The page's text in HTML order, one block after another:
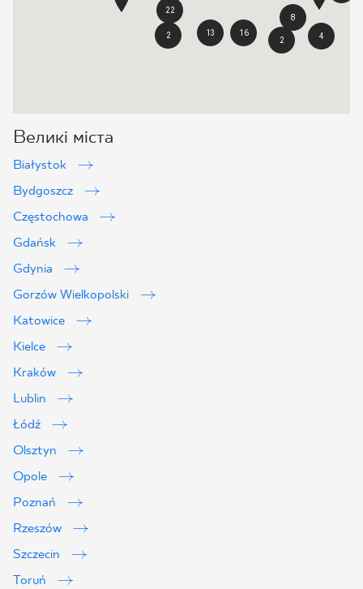
13
22
8
16
2
2 4
Великі міста
Białystok
Bydgoszcz
Częstochowa
Gdańsk
Gdynia
Gorzów Wielkopolski
Katowice
Kielce
Kraków
Lublin
Łódź
Olsztyn
Opole
Poznań
Rzeszów
Szczecin
Toruń